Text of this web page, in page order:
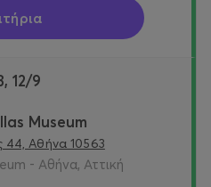
12/9
Museum
Αθήνα 10563
- Αθήνα, Αττική